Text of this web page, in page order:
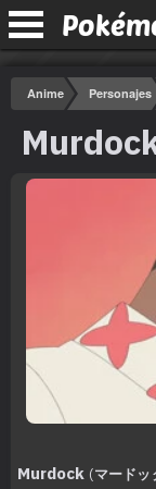
Anime Personajes
Murdock (マードッ